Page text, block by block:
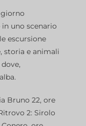
giorno
uno scenario
escursione
storia e animali
Bruno 22, ore
2: Sirolo